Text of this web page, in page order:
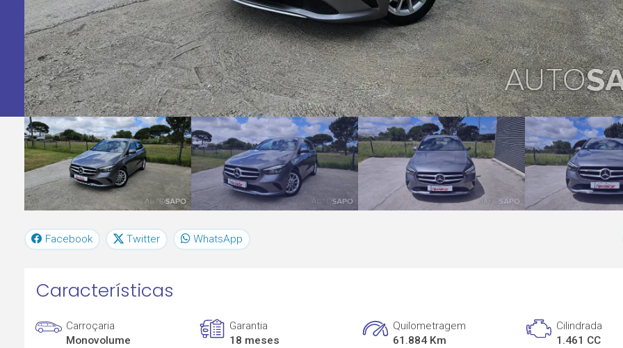
Facebook Twitter WhatsApp
Características
Carroçaria
Monovolume
Garantia
18 meses
Quilometragem
61.884 Km
Cilindrada
1.461 CC